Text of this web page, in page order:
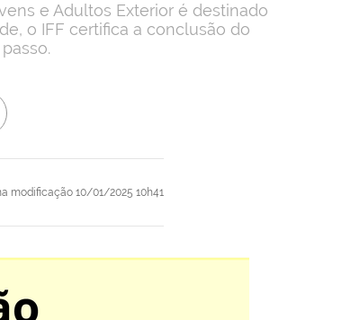
modificação10/01/2025 10h41
e Adultos Exterior é destinado
o IFF certifica a conclusão do